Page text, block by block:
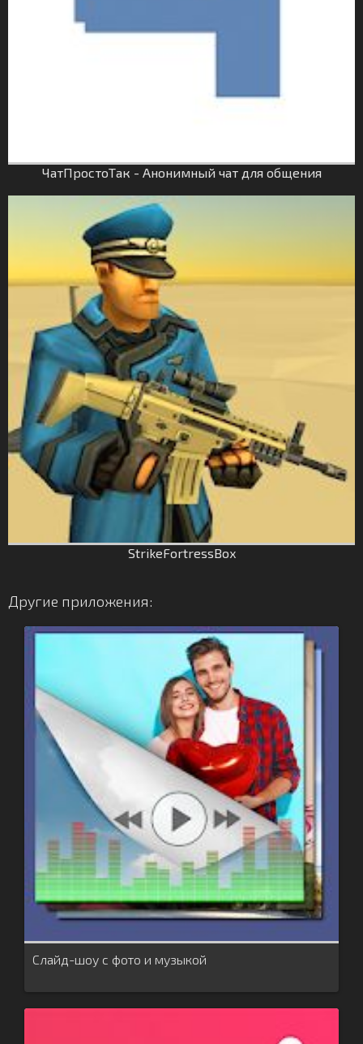
ЧатПростоТак - Анонимный чат для общения
StrikeFortressBox
Другие приложения:
Слайд-шоу с фото и музыкой